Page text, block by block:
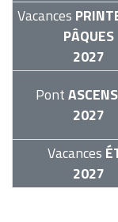
Vacances
PÂQUES
2027
Pont
2027
Vacances
2027